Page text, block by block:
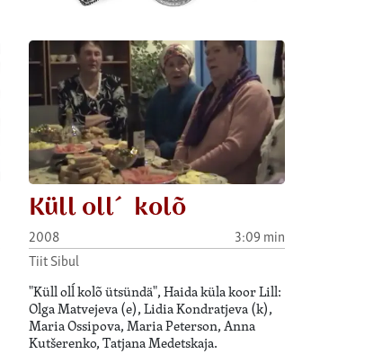
Küll oll´ kolõ
2008
3:09 min
Tiit Sibul
"Küll olĺ kolõ ütsündä", Haida küla koor Lill:
Olga Matvejeva (e), Lidia Kondratjeva (k),
Maria Ossipova, Maria Peterson, Anna
Kutšerenko, Tatjana Medetskaja.